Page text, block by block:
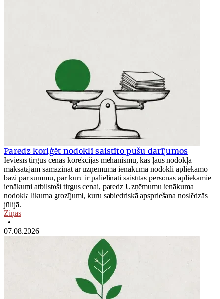
Paredz koriģēt nodokli saistīto pušu darījumos
Ieviesīs tirgus cenas korekcijas mehānismu, kas ļaus nodokļa
maksātājam samazināt ar uzņēmuma ienākuma nodokli apliekamo
bāzi par summu, par kuru ir palielināti saistītās personas apliekamie
ienākumi atbilstoši tirgus cenai, paredz Uzņēmumu ienākuma
nodokļa likuma grozījumi, kuru sabiedriskā apspriešana noslēdzās
jūlijā.
Ziņas
•
07.08.2026